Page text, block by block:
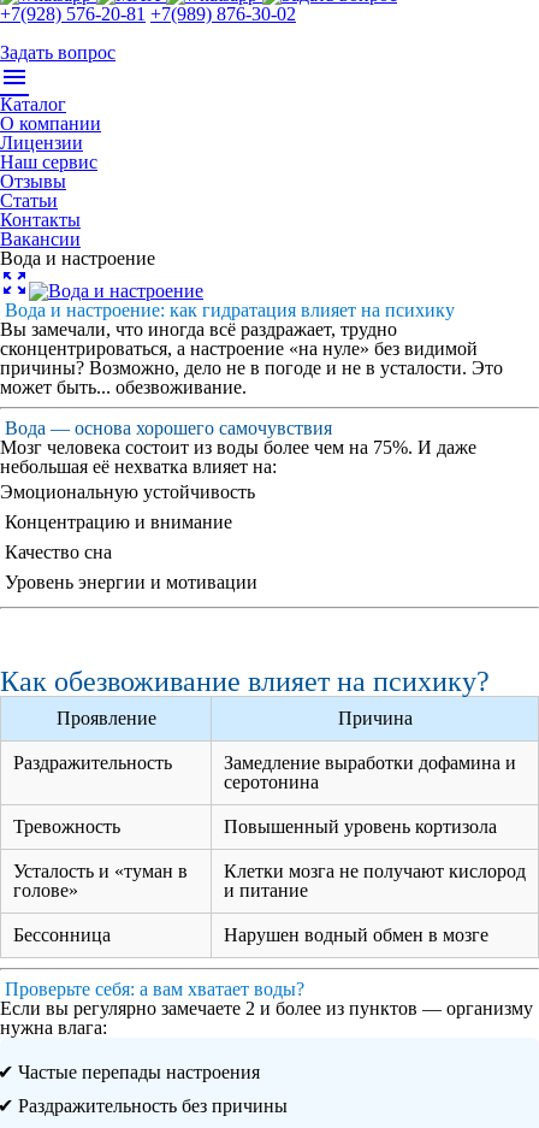
+7(928) 576-20-81 +7(989) 876-30-02
Задать вопрос
menu
Каталог
О компании
Лицензии
Наш сервис
Отзывы
Статьи
Контакты
Вакансии
Вода и настроение
zoom_out_map
Вода и настроение: как гидратация влияет на психику
Вы замечали, что иногда всё раздражает, трудно
сконцентрироваться, а настроение «на нуле» без видимой
причины? Возможно, дело не в погоде и не в усталости. Это
может быть... обезвоживание.
Вода — основа хорошего самочувствия
Мозг человека состоит из воды более чем на 75%. И даже
небольшая её нехватка влияет на:
Эмоциональную устойчивость
Концентрацию и внимание
Качество сна
Уровень энергии и мотивации
Как обезвоживание влияет на психику?
Проявление Причина
Раздражительность
Замедление выработки дофамина и
серотонина
Тревожность Повышенный уровень кортизола
Усталость и «туман в
голове»
Клетки мозга не получают кислород
и питание
Бессонница Нарушен водный обмен в мозге
Проверьте себя: а вам хватает воды?
Если вы регулярно замечаете 2 и более из пунктов — организму
нужна влага:
Частые перепады настроения
Раздражительность без причины